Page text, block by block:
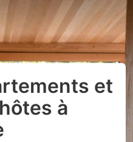
et
à